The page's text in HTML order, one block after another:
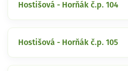
Hostišová - Horňák č.p. 104
Hostišová - Horňák č.p. 105